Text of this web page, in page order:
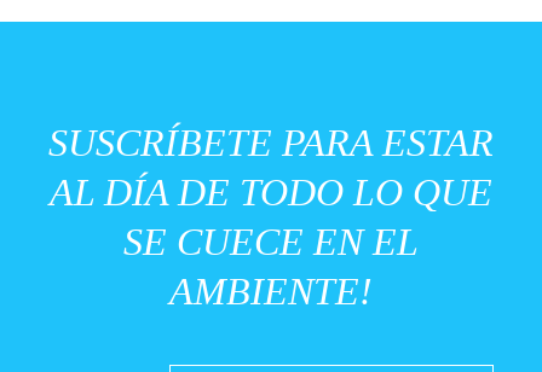
SUSCRÍBETE PARA ESTAR
AL DÍA DE TODO LO QUE
SE CUECE EN EL
AMBIENTE!